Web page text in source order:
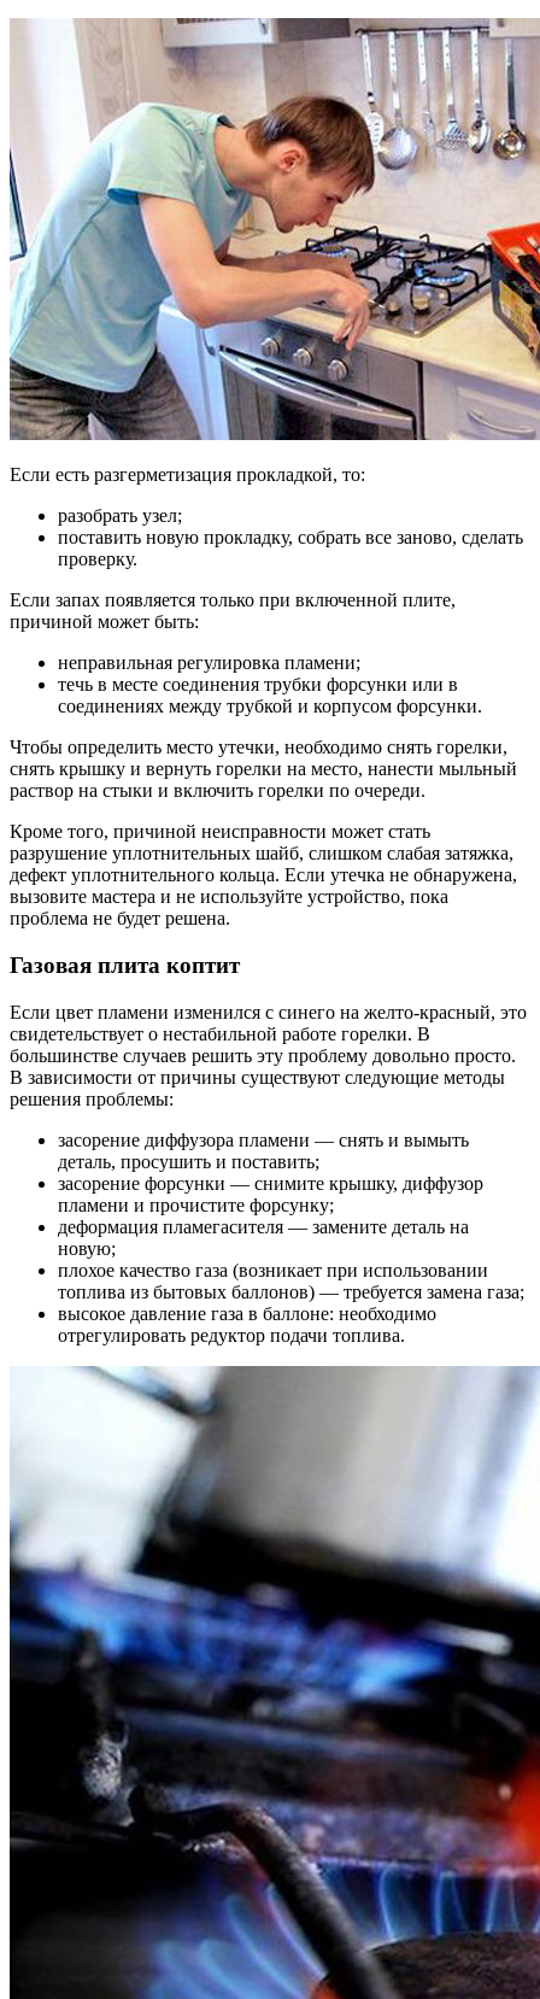
Если есть разгерметизация прокладкой, то:
разобрать узел;
поставить новую прокладку, собрать все заново, сделать
проверку.
Если запах появляется только при включенной плите,
причиной может быть:
неправильная регулировка пламени;
течь в месте соединения трубки форсунки или в
соединениях между трубкой и корпусом форсунки.
Чтобы определить место утечки, необходимо снять горелки,
снять крышку и вернуть горелки на место, нанести мыльный
раствор на стыки и включить горелки по очереди.
Кроме того, причиной неисправности может стать
разрушение уплотнительных шайб, слишком слабая затяжка,
дефект уплотнительного кольца. Если утечка не обнаружена,
вызовите мастера и не используйте устройство, пока
проблема не будет решена.
Газовая плита коптит
Если цвет пламени изменился с синего на желто-красный, это
свидетельствует о нестабильной работе горелки. В
большинстве случаев решить эту проблему довольно просто.
В зависимости от причины существуют следующие методы
решения проблемы:
засорение диффузора пламени — снять и вымыть
деталь, просушить и поставить;
засорение форсунки — снимите крышку, диффузор
пламени и прочистите форсунку;
деформация пламегасителя — замените деталь на
новую;
плохое качество газа (возникает при использовании
топлива из бытовых баллонов) — требуется замена газа;
высокое давление газа в баллоне: необходимо
отрегулировать редуктор подачи топлива.